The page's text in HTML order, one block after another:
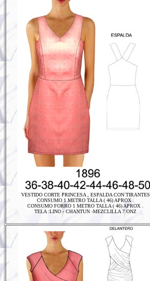
VESTIDO CORTE PRINCESA , ESPALDA CON TIRANTES
CONSUMO 1 METRO TALLA ( 46) APROX .
CONSUMO FORRO 1 METRO TALLA ( 46) APROX .
TELA :LINO - CHANTUN -MEZCLILLA 7 ONZ